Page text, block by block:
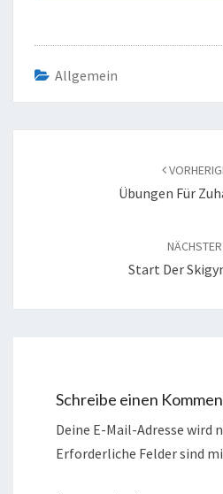
Allgemein
Übungen Für
NÄCHSTER
Start Der
Schreibe einen
Deine E-Mail-Adresse
Erforderliche Felder sind